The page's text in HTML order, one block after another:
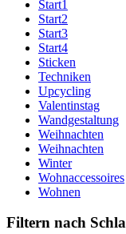
Start1
Start2
Start3
Start4
Sticken
Techniken
Upcycling
Valentinstag
Wandgestaltung
Weihnachten
Weihnachten
Winter
Wohnaccessoires
Wohnen
Filtern nach